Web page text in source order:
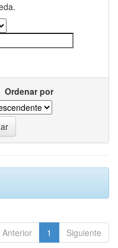
Ordenar por
Anterior 1 Siguiente